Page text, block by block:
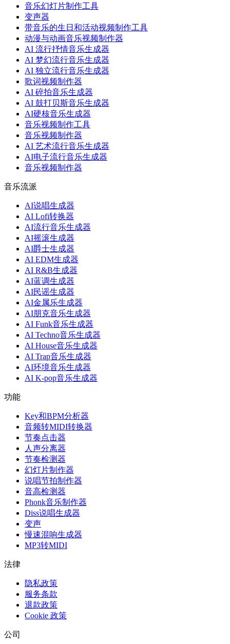
音乐幻灯片制作工具
变声器
带音乐的生日和活动视频制作工具
动漫与动画音乐视频制作器
AI 流行抒情音乐生成器
AI 梦幻流行音乐生成器
AI 独立流行音乐生成器
歌词视频制作器
AI 碎拍音乐生成器
AI 鼓打贝斯音乐生成器
AI硬核音乐生成器
音乐视频制作工具
音乐视频制作器
AI 艺术流行音乐生成器
AI电子流行音乐生成器
音乐视频制作器
音乐流派
AI说唱生成器
AI Lofi转换器
AI流行音乐生成器
AI摇滚生成器
AI爵士生成器
AI EDM生成器
AI R&B生成器
AI蓝调生成器
AI民谣生成器
AI金属乐生成器
AI朋克音乐生成器
AI Funk音乐生成器
AI Techno音乐生成器
AI House音乐生成器
AI Trap音乐生成器
AI环境音乐生成器
AI K-pop音乐生成器
功能
Key和BPM分析器
音频转MIDI转换器
节奏点击器
人声分离器
节奏检测器
幻灯片制作器
说唱节拍制作器
音高检测器
Phonk音乐制作器
Diss说唱生成器
变声
慢速混响生成器
MP3转MIDI
法律
隐私政策
服务条款
退款政策
Cookie 政策
公司